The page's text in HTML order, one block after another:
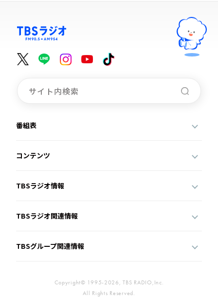
番組表
コンテンツ
TBSラジオ情報
TBSラジオ関連情報
TBSグループ関連情報
Copyright© 1995-2026, TBS RADIO,Inc.
All Rights Reserved.